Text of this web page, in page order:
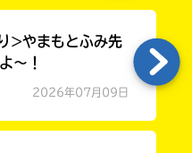
>やまもとふみ先
～！
2026年07月09日